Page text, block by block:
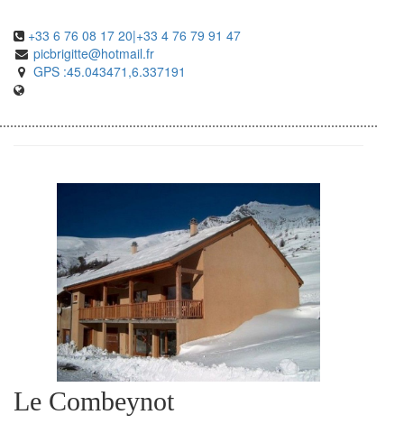
+33 6 76 08 17 20|+33 4 76 79 91 47
picbrigitte@hotmail.fr
GPS :45.043471,6.337191
Le Combeynot